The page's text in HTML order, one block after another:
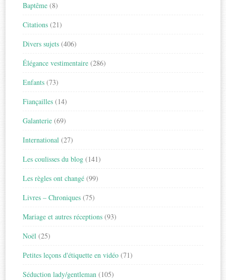
Baptême (8)
Citations (21)
Divers sujets (406)
Élégance vestimentaire (286)
Enfants (73)
Fiançailles (14)
Galanterie (69)
International (27)
Les coulisses du blog (141)
Les règles ont changé (99)
Livres – Chroniques (75)
Mariage et autres réceptions (93)
Noël (25)
Petites leçons d'étiquette en vidéo (71)
Séduction lady/gentleman (105)